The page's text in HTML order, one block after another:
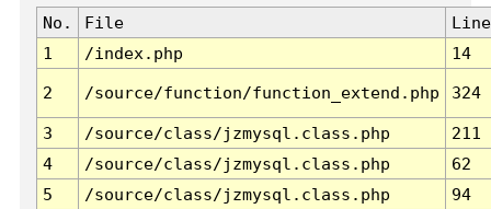
No. File
Line
1
/index.php 14
2 /source/function/function_extend.php 324
3 /source/class/jzmysql.class.php
211
4
/source/class/jzmysql.class.php
62
5
/source/class/jzmysql.class.php
94